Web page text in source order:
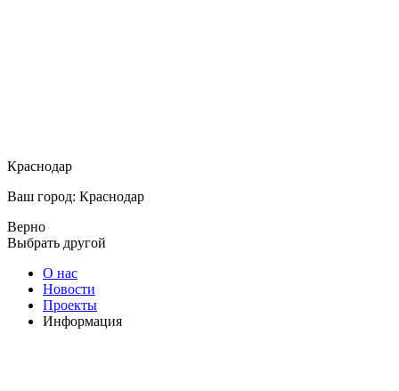
Краснодар
Ваш город: Краснодар
Верно
Выбрать другой
О нас
Новости
Проекты
Информация